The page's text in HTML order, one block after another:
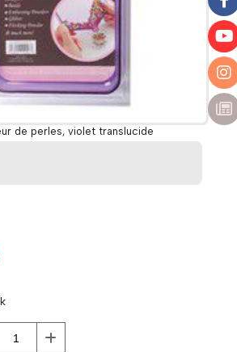
de perles, violet translucide